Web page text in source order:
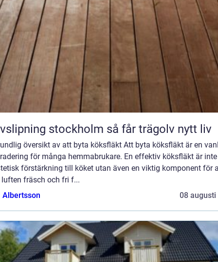
Golvslipning stockholm så får trägolv nytt liv
översikt av att byta köksfläkt Att byta köksfläkt är en
för många hemmabrukare. En effektiv köksfläkt är
förstärkning till köket utan även en viktig komponent för
fräsch och fri f...
Albertsson
08 augusti